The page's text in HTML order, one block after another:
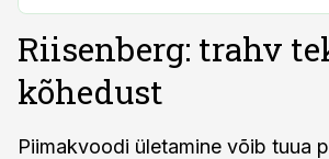
Riisenberg: trahv
kõhedust
Piimakvoodi ületamine võib tuua